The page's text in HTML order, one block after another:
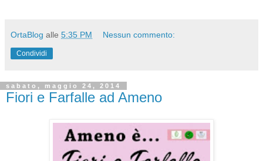
OrtaBlog alle 5:35 PM Nessun commento:
Condividi
sabato, maggio 24, 2014
Fiori e Farfalle ad Ameno